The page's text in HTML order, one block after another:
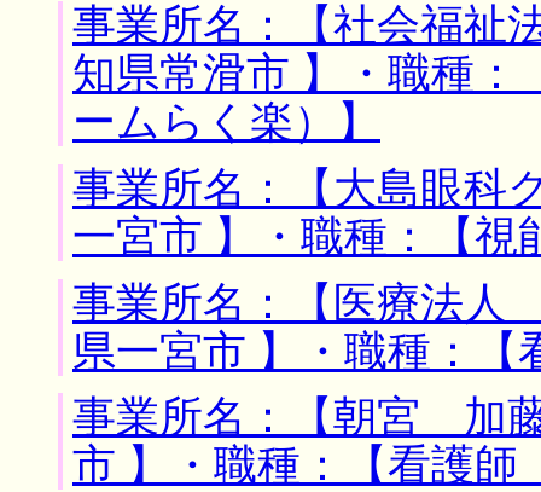
事業所名：【社会福祉
知県常滑市 】・職種：
ームらく楽）】
事業所名：【大島眼科
一宮市 】・職種：【視
事業所名：【医療法人
県一宮市 】・職種：【
事業所名：【朝宮 加
市 】・職種：【看護師